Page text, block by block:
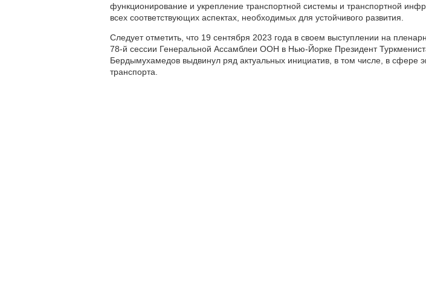
функционирование и укрепление транспортной системы и транспортной
всех соответствующих аспектах, необходимых для устойчивого развития.
Следует отметить, что 19 сентября 2023 года в своем выступлении на
78-й сессии Генеральной Ассамблеи ООН в Нью-Йорке Президент
Бердымухамедов выдвинул ряд актуальных инициатив, в том числе, в сфере
транспорта.